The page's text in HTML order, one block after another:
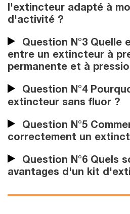
l'extincteur adapté à
d'activité ?
Question N°3 Quelle
entre un extincteur à
permanente et à
Question N°4
extincteur sans fluor ?
Question N°5
correctement un
Question N°6 Quels
avantages d'un kit